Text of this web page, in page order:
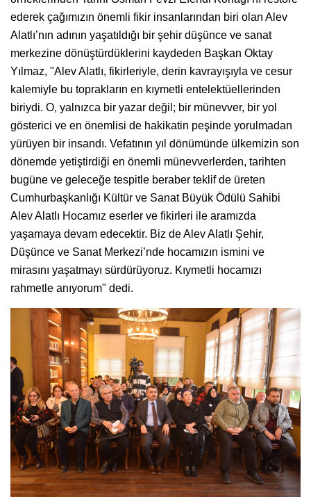
ederek çağımızın önemli fikir insanlarından biri olan Alev
Alatlı’nın adının yaşatıldığı bir şehir düşünce ve sanat
merkezine dönüştürdüklerini kaydeden Başkan Oktay
Yılmaz, "Alev Alatlı, fikirleriyle, derin kavrayışıyla ve cesur
kalemiyle bu toprakların en kıymetli entelektüellerinden
biriydi. O, yalnızca bir yazar değil; bir münevver, bir yol
gösterici ve en önemlisi de hakikatin peşinde yorulmadan
yürüyen bir insandı. Vefatının yıl dönümünde ülkemizin son
dönemde yetiştirdiği en önemli münevverlerden, tarihten
bugüne ve geleceğe tespitle beraber teklif de üreten
Cumhurbaşkanlığı Kültür ve Sanat Büyük Ödülü Sahibi
Alev Alatlı Hocamız eserler ve fikirleri ile aramızda
yaşamaya devam edecektir. Biz de Alev Alatlı Şehir,
Düşünce ve Sanat Merkezi’nde hocamızın ismini ve
mirasını yaşatmayı sürdürüyoruz. Kıymetli hocamızı
rahmetle anıyorum" dedi.